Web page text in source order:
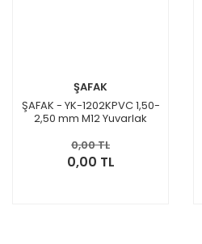
ŞAFAK
ŞAFAK - YK-1202KPVC 1,50-
2,50 mm M12 Yuvarlak
0,00 TL
0,00 TL